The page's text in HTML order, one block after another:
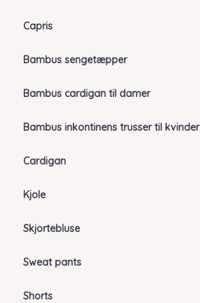
Capris
Bambus sengetæpper
Bambus cardigan til damer
Bambus inkontinens trusser til kvinder
Cardigan
Kjole
Skjortebluse
Sweat pants
Shorts